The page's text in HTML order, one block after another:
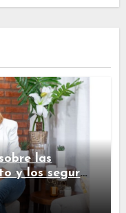
las
y los seguros